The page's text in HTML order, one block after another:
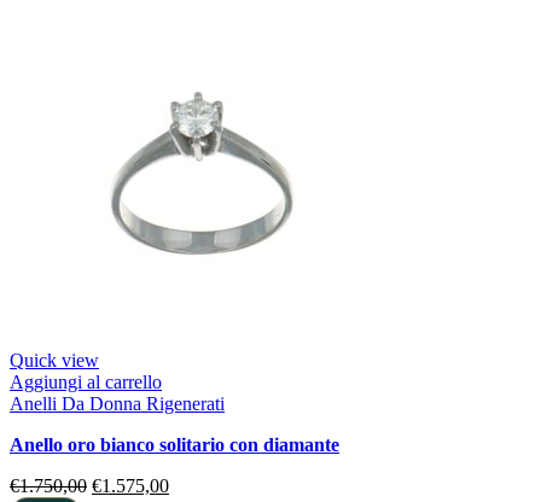
Quick view
Aggiungi al carrello
Anelli Da Donna Rigenerati
anello oro bianco solitario con diamante
€1.750,00 €1.575,00